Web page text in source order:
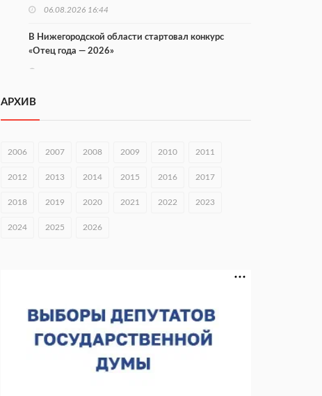
06.08.2026 16:44
В Нижегородской области стартовал конкурс
«Отец года — 2026»
Городец подписал соглашения с Кара-Кулем и
вырос в 1,9 раза
В Нижнем Новгороде открыли фестиваль «Семья
06.08.2026 15:26
Видели ночь, бежали всю ночь... На
Нижневолжской набережной прошел необычный
АРХИВ
2006 2007 2008 2009 2010 2011
2012 2013 2014 2015 2016 2017
2018 2019 2020 2021 2022 2023
2024 2025 2026